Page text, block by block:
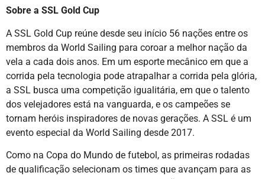
Sobre a SSL Gold Cup
A SSL Gold Cup reúne desde seu início 56 nações entre os
membros da World Sailing para coroar a melhor nação da
vela a cada dois anos. Em um esporte mecânico em que a
corrida pela tecnologia pode atrapalhar a corrida pela glória,
a SSL busca uma competição igualitária, em que o talento
dos velejadores está na vanguarda, e os campeões se
tornam heróis inspiradores de novas gerações. A SSL é um
evento especial da World Sailing desde 2017.
Como na Copa do Mundo de futebol, as primeiras rodadas
de qualificação selecionam os times que avançam para as